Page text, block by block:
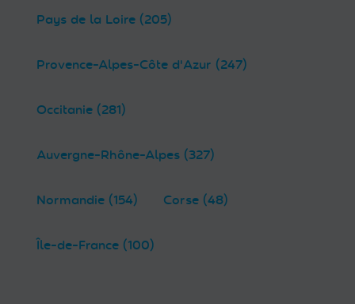
Pays de la Loire (205)
Provence-Alpes-Côte d'Azur (247)
Occitanie (281)
Auvergne-Rhône-Alpes (327)
Normandie (154) Corse (48)
Île-de-France (100)